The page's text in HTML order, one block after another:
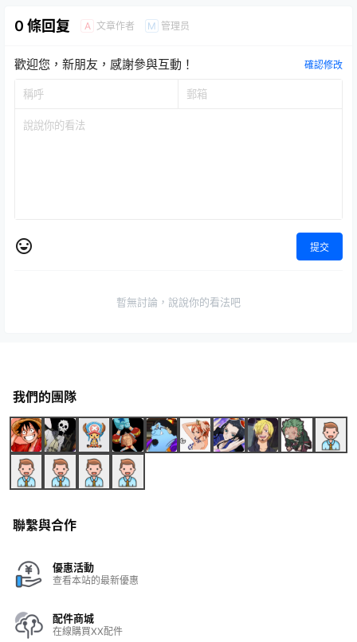
0 條回复 A 文章作者 M 管理员
歡迎您，新朋友，感謝參與互動！ 確認修改
提交
暫無討論，說說你的看法吧
我們的團隊
聯繫與合作
優惠活動
查看本站的最新優惠
配件商城
在線購買XX配件